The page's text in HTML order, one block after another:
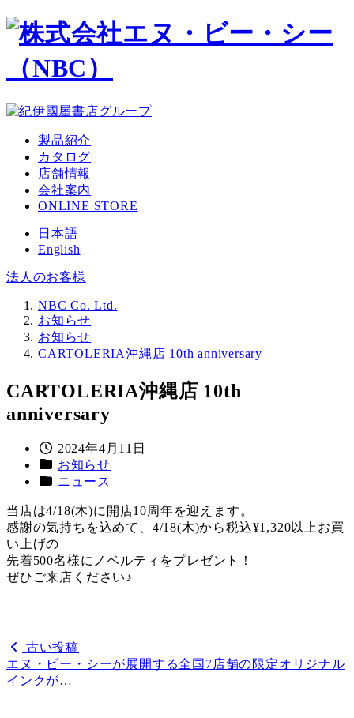
メ
イ
テ
製品紹介
カタログ
店舗情報
会社案内
ONLINE STORE
日本語
English
法人のお客様
NBC Co. Ltd.
お知らせ
お知らせ
CARTOLERIA沖縄店 10th anniversary
CARTOLERIA沖縄店 10th
anniversary
投
稿
日
2024年4月11日
カ
テ
リ
ー
お知らせ
カ
ゴ
リ
ー
ニュース
当店は4/18(木)に開店10周年を迎えます。
感謝の気持ちを込めて、4/18(木)から税込¥1,320以上お買
い上げの
先着500名様にノベルティをプレゼント！
ぜひご来店ください♪
古い投稿
エヌ・ビー・シーが展開する全国7店舗の限定オリジナル
インクが…